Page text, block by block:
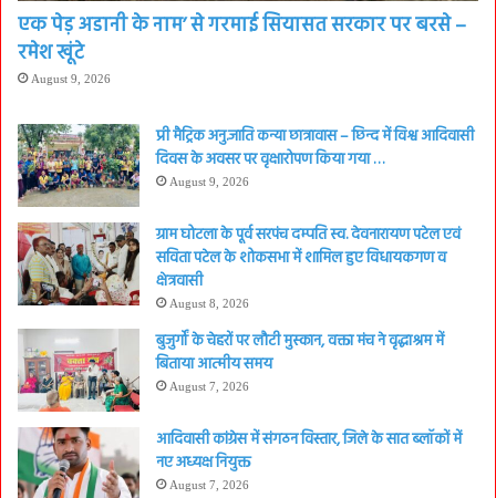
एक पेड़ अडानी के नाम’ से गरमाई सियासत सरकार पर बरसे –
रमेश खूंटे
August 9, 2026
प्री मैट्रिक अनु.जाति कन्या छात्रावास – छिन्द में विश्व आदिवासी
दिवस के अवसर पर वृक्षारोपण किया गया …
August 9, 2026
ग्राम घोटला के पूर्व सरपंच दम्पति स्व. देवनारायण पटेल एवं
सविता पटेल के शोकसभा में शामिल हुए विधायकगण व
क्षेत्रवासी
August 8, 2026
बुजुर्गों के चेहरों पर लौटी मुस्कान, वक्ता मंच ने वृद्धाश्रम में
बिताया आत्मीय समय
August 7, 2026
आदिवासी कांग्रेस में संगठन विस्तार, जिले के सात ब्लॉकों में
नए अध्यक्ष नियुक्त
August 7, 2026